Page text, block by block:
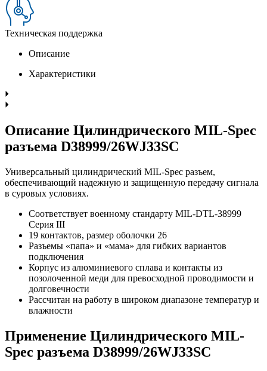
Техническая поддержка
Описание
Характеристики
Описание Цилиндрического MIL-Spec
разъема D38999/26WJ33SC
Универсальный цилиндрический MIL-Spec разъем,
обеспечивающий надежную и защищенную передачу сигнала
в суровых условиях.
Соответствует военному стандарту MIL-DTL-38999
Серия III
19 контактов, размер оболочки 26
Разъемы «папа» и «мама» для гибких вариантов
подключения
Корпус из алюминиевого сплава и контакты из
позолоченной меди для превосходной проводимости и
долговечности
Рассчитан на работу в широком диапазоне температур и
влажности
Применение Цилиндрического MIL-
Spec разъема D38999/26WJ33SC